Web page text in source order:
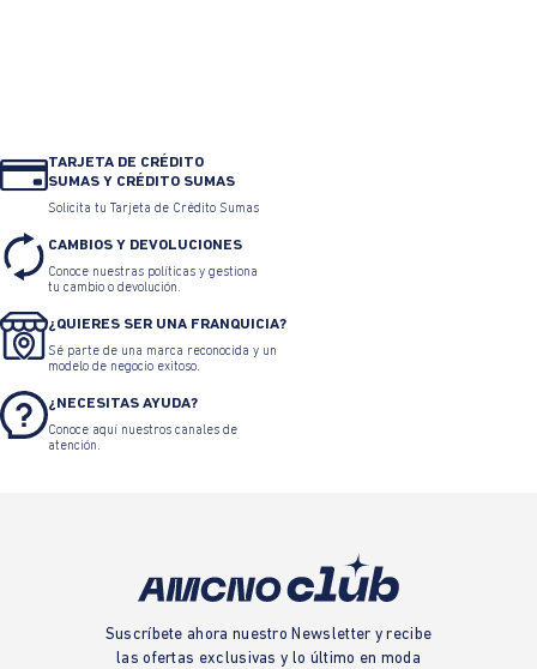
TARJETA DE CRÉDITO
SUMAS Y CRÉDITO SUMAS
Solicita tu Tarjeta de Crédito Sumas
CAMBIOS Y DEVOLUCIONES
Conoce nuestras políticas y gestiona
tu cambio o devolución.
¿QUIERES SER UNA FRANQUICIA?
Sé parte de una marca reconocida y un
modelo de negocio exitoso.
¿NECESITAS AYUDA?
Conoce aquí nuestros canales de
atención.
Suscríbete ahora nuestro Newsletter y recibe
las ofertas exclusivas y lo último en moda